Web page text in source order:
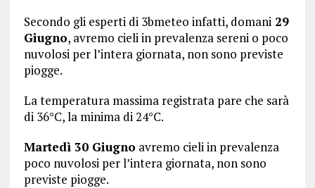
Secondo gli esperti di 3bmeteo infatti, domani29
Giugno, avremo cieli in prevalenza sereni o poco
nuvolosi per l’intera giornata, non sono previste
piogge.
La temperatura massima registrata pare che sarà
di 36°C, la minima di 24°C.
Martedì 30 Giugno avremo cieli in prevalenza
poco nuvolosi per l’intera giornata, non sono
previste piogge.